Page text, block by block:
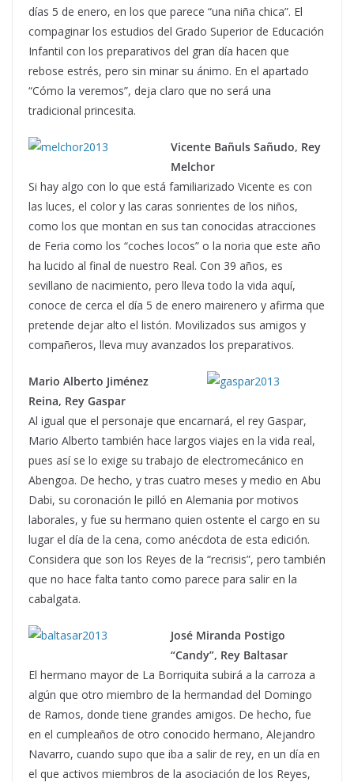
días 5 de enero, en los que parece “una niña chica”. El
compaginar los estudios del Grado Superior de Educación
Infantil con los preparativos del gran día hacen que
rebose estrés, pero sin minar su ánimo. En el apartado
“Cómo la veremos”, deja claro que no será una
tradicional princesita.
Vicente Bañuls Sañudo, Rey
Melchor
Si hay algo con lo que está familiarizado Vicente es con
las luces, el color y las caras sonrientes de los niños,
como los que montan en sus tan conocidas atracciones
de Feria como los “coches locos” o la noria que este año
ha lucido al final de nuestro Real. Con 39 años, es
sevillano de nacimiento, pero lleva todo la vida aquí,
conoce de cerca el día 5 de enero mairenero y afirma que
pretende dejar alto el listón. Movilizados sus amigos y
compañeros, lleva muy avanzados los preparativos.
Mario Alberto Jiménez
Reina, Rey Gaspar
Al igual que el personaje que encarnará, el rey Gaspar,
Mario Alberto también hace largos viajes en la vida real,
pues así se lo exige su trabajo de electromecánico en
Abengoa. De hecho, y tras cuatro meses y medio en Abu
Dabi, su coronación le pilló en Alemania por motivos
laborales, y fue su hermano quien ostente el cargo en su
lugar el día de la cena, como anécdota de esta edición.
Considera que son los Reyes de la “recrisis”, pero también
que no hace falta tanto como parece para salir en la
cabalgata.
José Miranda Postigo
“Candy”, Rey Baltasar
El hermano mayor de La Borriquita subirá a la carroza a
algún que otro miembro de la hermandad del Domingo
de Ramos, donde tiene grandes amigos. De hecho, fue
en el cumpleaños de otro conocido hermano, Alejandro
Navarro, cuando supo que iba a salir de rey, en un día en
el que activos miembros de la asociación de los Reyes,